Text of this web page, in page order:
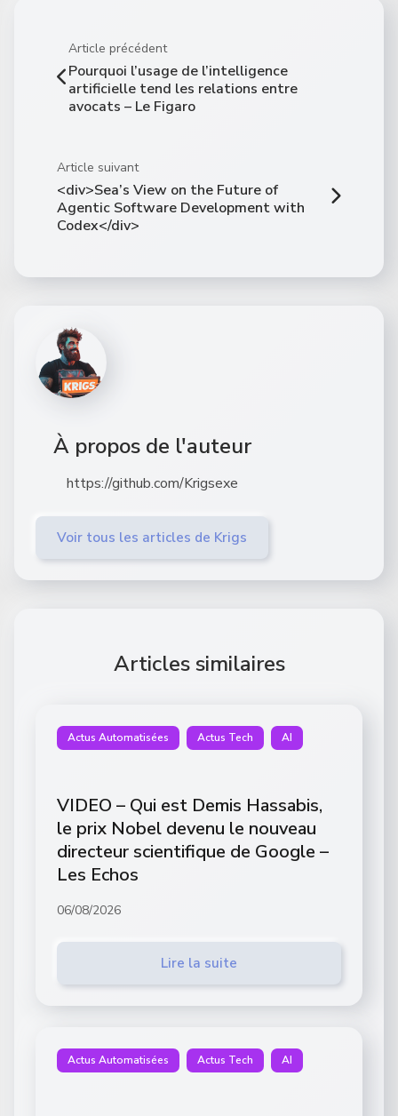
Article précédent
Pourquoi l’usage de l’intelligence
artificielle tend les relations entre
avocats – Le Figaro
Article suivant
<div>Sea’s View on the Future of
Agentic Software Development with
Codex</div>
À propos de l'auteur
https://github.com/Krigsexe
Voir tous les articles de Krigs
Articles similaires
Actus Automatisées Actus Tech AI
VIDEO – Qui est Demis Hassabis,
le prix Nobel devenu le nouveau
directeur scientifique de Google –
Les Echos
06/08/2026
Lire la suite
Actus Automatisées Actus Tech AI